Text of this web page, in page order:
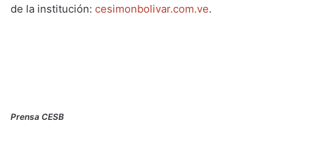
de la institución: cesimonbolivar.com.ve.
Prensa CESB